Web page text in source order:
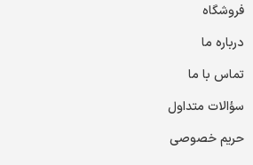
فروشگاه
درباره ما
تماس با ما
سؤالات متداول
حریم خصوصی